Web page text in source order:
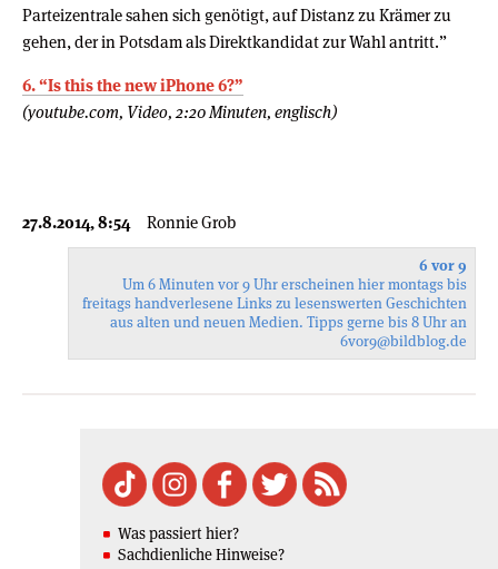
Parteizentrale sahen sich genötigt, auf Distanz zu Krämer zu
gehen, der in Potsdam als Direktkandidat zur Wahl antritt.”
6. “Is this the new iPhone 6?”
(youtube.com, Video, 2:20 Minuten, englisch)
27.8.2014, 8:54 Ronnie Grob
6 vor 9
Um 6 Minuten vor 9 Uhr erscheinen hier montags bis
freitags handverlesene Links zu lesenswerten Geschichten
aus alten und neuen Medien. Tipps gerne bis 8 Uhr an
6vor9@bildblog.de
Was passiert hier?
Sachdienliche Hinweise?